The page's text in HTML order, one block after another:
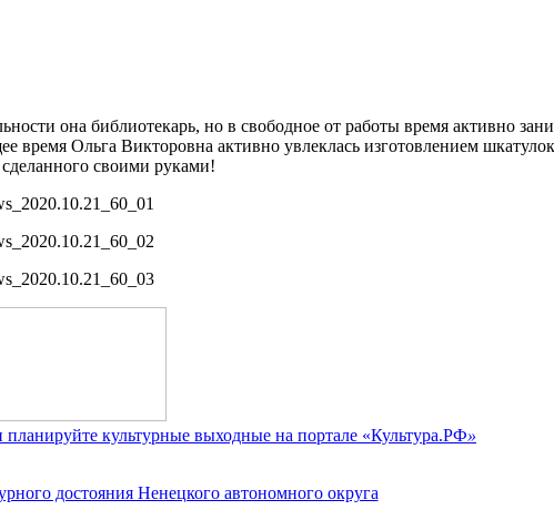
она библиотекарь, но в свободное от работы время активно
Ольга Викторовна активно увлеклась изготовлением
своими руками!
культурные выходные на портале «Культура.РФ»
достояния Ненецкого автономного округа